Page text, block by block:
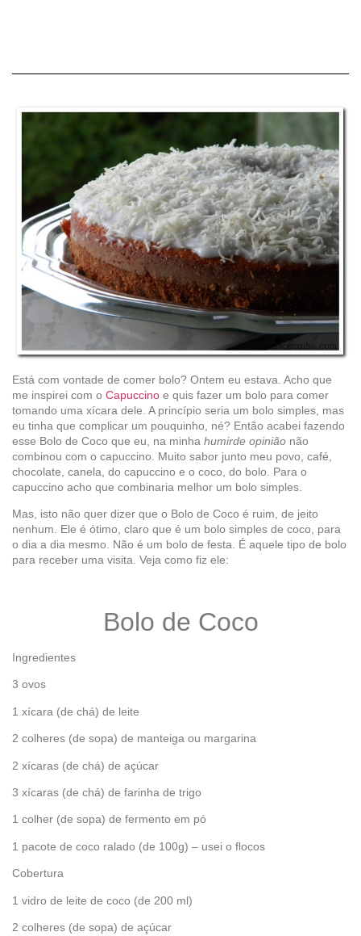
Está com vontade de comer bolo? Ontem eu estava. Acho que
me inspirei com o Capuccino e quis fazer um bolo para comer
tomando uma xícara dele. A princípio seria um bolo simples, mas
eu tinha que complicar um pouquinho, né? Então acabei fazendo
esse Bolo de Coco que eu, na minha humirde opinião não
combinou com o capuccino. Muito sabor junto meu povo, café,
chocolate, canela, do capuccino e o coco, do bolo. Para o
capuccino acho que combinaria melhor um bolo simples.
Mas, isto não quer dizer que o Bolo de Coco é ruim, de jeito
nenhum. Ele é ótimo, claro que é um bolo simples de coco, para
o dia a dia mesmo. Não é um bolo de festa. É aquele tipo de bolo
para receber uma visita. Veja como fiz ele:
Bolo de Coco
Ingredientes
3 ovos
1 xícara (de chá) de leite
2 colheres (de sopa) de manteiga ou margarina
2 xícaras (de chá) de açúcar
3 xícaras (de chá) de farinha de trigo
1 colher (de sopa) de fermento em pó
1 pacote de coco ralado (de 100g) – usei o flocos
Cobertura
1 vidro de leite de coco (de 200 ml)
2 colheres (de sopa) de açúcar